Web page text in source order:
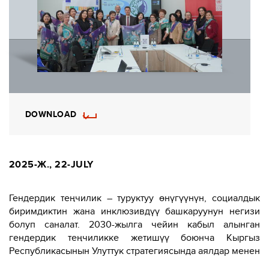
DOWNLOAD
2025-Ж., 22-JULY
Гендердик теңчилик – туруктуу өнүгүүнүн, социалдык
биримдиктин жана инклюзивдүү башкаруунун негизи
болуп саналат. 2030-жылга чейин кабыл алынган
гендердик теңчиликке жетишүү боюнча Кыргыз
Республикасынын Улуттук стратегиясында аялдар менен